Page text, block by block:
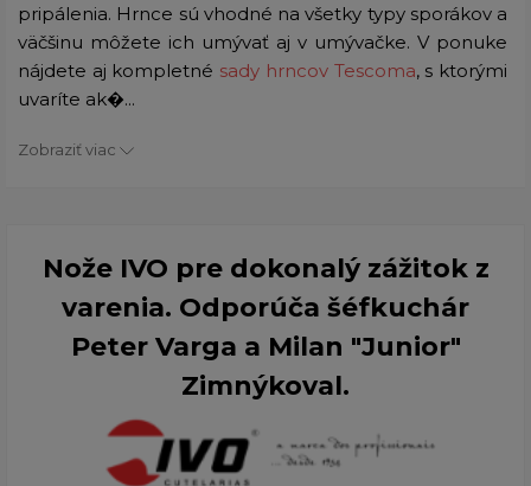
pripálenia. Hrnce sú vhodné na všetky typy sporákov a
väčšinu môžete ich umývať aj v umývačke. V ponuke
nájdete aj kompletné sady hrncov Tescoma, s ktorými
uvaríte ak�...
Zobraziť viac
Nože IVO pre dokonalý zážitok z
varenia. Odporúča šéfkuchár
Peter Varga a Milan "Junior"
Zimnýkoval.